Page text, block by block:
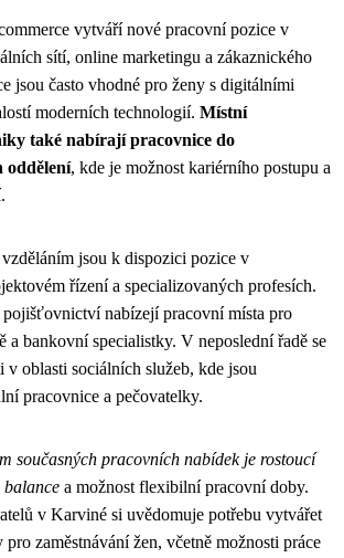
vytváří nové pracovní pozice v
sítí, online marketingu a zákaznického
jsou často vhodné pro ženy s digitálními
moderních technologií. Místní
také nabírají pracovnice do
oddělení, kde je možnost kariérního postupu a
jsou k dispozici pozice v
řízení a specializovaných profesích.
nabízejí pracovní místa pro
a bankovní specialistky. V neposlední řadě se
oblasti sociálních služeb, kde jsou
pracovnice a pečovatelky.
současných pracovních nabídek je rostoucí
a možnost flexibilní pracovní doby.
v Karviné si uvědomuje potřebu vytvářet
zaměstnávání žen, včetně možnosti práce